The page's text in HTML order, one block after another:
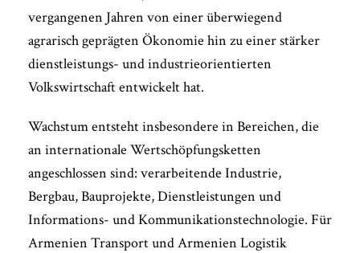
vergangenen Jahren von einer überwiegend
agrarisch geprägten Ökonomie hin zu einer stärker
dienstleistungs- und industrieorientierten
Volkswirtschaft entwickelt hat.
Wachstum entsteht insbesondere in Bereichen, die
an internationale Wertschöpfungsketten
angeschlossen sind: verarbeitende Industrie,
Bergbau, Bauprojekte, Dienstleistungen und
Informations- und Kommunikationstechnologie. Für
Armenien Transport und Armenien Logistik